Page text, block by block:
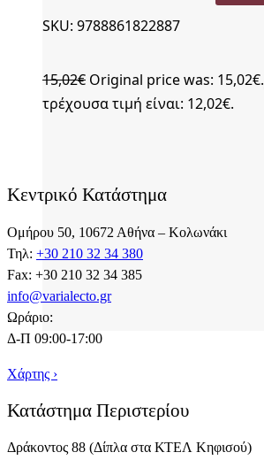
SKU: 9788861822887
15,02€ Original price was: 15,02€.
τρέχουσα τιμή είναι: 12,02€.
Κεντρικό Κατάστημα
Ομήρου 50, 10672 Αθήνα – Κολωνάκι
Τηλ: +30 210 32 34 380
Fax: +30 210 32 34 385
info@varialecto.gr
Ωράριο:
Δ-Π 09:00-17:00
Χάρτης ›
Κατάστημα Περιστερίου
Δράκοντος 88 (Δίπλα στα ΚΤΕΛ Κηφισού)